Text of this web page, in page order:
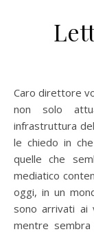
Caro direttore vorrei proporle una questione che oggi pare
non solo
infrastruttura
le chiedo in
quelle che
mediatico
oggi, in un
sono arrivati ai
mentre